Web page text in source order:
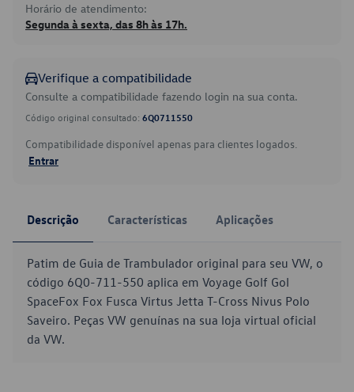
Horário de atendimento:
Segunda à sexta, das 8h às 17h.
Verifique a compatibilidade
Consulte a compatibilidade fazendo login na sua conta.
Código original consultado: 6Q0711550
Compatibilidade disponível apenas para clientes logados.
Entrar
Descrição Características Aplicações
Patim de Guia de Trambulador original para seu VW, o
código 6Q0-711-550 aplica em Voyage Golf Gol
SpaceFox Fox Fusca Virtus Jetta T-Cross Nivus Polo
Saveiro. Peças VW genuínas na sua loja virtual oficial
da VW.